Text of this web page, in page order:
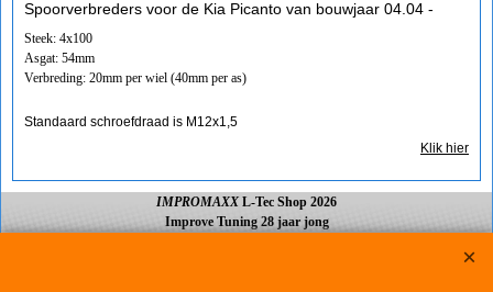
Spoorverbreders voor de Kia Picanto van bouwjaar 04.04 -
Steek: 4x100
Asgat: 54mm
Verbreding: 20mm per wiel (40mm per as)
Standaard schroefdraad is M12x1,5
Klik hier
IMPROMAXX L-Tec Shop 2026
Improve Tuning 28 jaar jong